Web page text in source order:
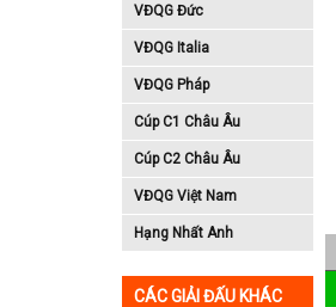
VĐQG Đức
VĐQG Italia
VĐQG Pháp
Cúp C1 Châu Âu
Cúp C2 Châu Âu
VĐQG Việt Nam
Hạng Nhất Anh
CÁC GIẢI ĐẤU KHÁC